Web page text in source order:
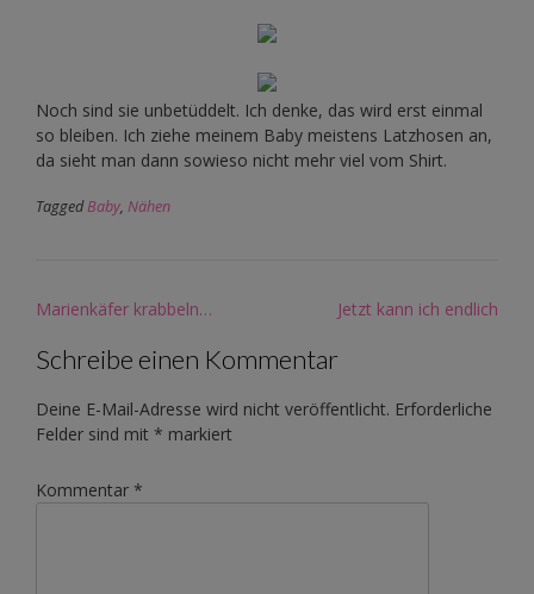
Noch sind sie unbetüddelt. Ich denke, das wird erst einmal
so bleiben. Ich ziehe meinem Baby meistens Latzhosen an,
da sieht man dann sowieso nicht mehr viel vom Shirt.
TaggedBaby, Nähen
Post
Marienkäfer krabbeln… Jetzt kann ich endlich
Schreibe einen Kommentar
Deine E-Mail-Adresse wird nicht veröffentlicht. Erforderliche
Felder sind mit * markiert
Kommentar *